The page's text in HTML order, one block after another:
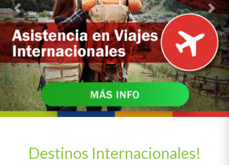
Previous Next
Destinos Internacionales!